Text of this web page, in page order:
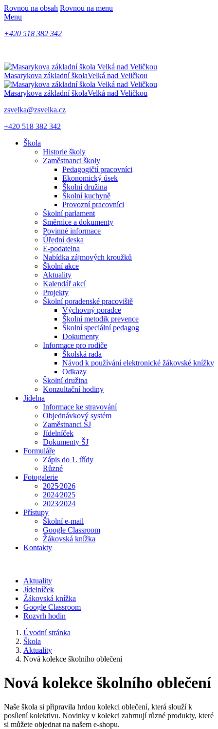
Rovnou na obsah Rovnou na menu
Menu
+420 518 382 342
Masarykova základní školaVelká nad Veličkou
Masarykova základní školaVelká nad Veličkou
zsvelka@zsvelka.cz
+420 518 382 342
Škola
Historie školy
Zaměstnanci školy
Pedagogičtí pracovníci
Ekonomický úsek
Školní družina
Školní kuchyně
Provozní pracovníci
Školní parlament
Směrnice a dokumenty
Povinné informace
Úřední deska
E-podatelna
Nabídka zájmových kroužků
Školní akce
Aktuality
Kalendář akcí
Projekty
Školní poradenské pracoviště
Výchovný poradce
Školní metodik prevence
Školní speciální pedagog
Dokumenty
Informace pro rodiče
Školská rada
Návod k používání elektronické žákovské knížky
Odkazy
Školní družina
Konzultační hodiny
Jídelna
Informace ke stravování
Objednávkový systém
Zaměstnanci ŠJ
Jídelníček
Dokumenty ŠJ
Formuláře
Zápis do 1. třídy
Různé
Fotogalerie
2025⁄2026
2024⁄2025
2023⁄2024
Přístupy
Školní e-mail
Google Classroom
Žákovská knížka
Kontakty
Aktuality
Jídelníček
Žákovská knížka
Google Classroom
Rozvrh hodin
Úvodní stránka
Škola
Aktuality
Nová kolekce školního oblečení
Nová kolekce školního oblečení
Naše škola si připravila hrdou kolekci oblečení, která slouží k
posílení kolektivu. Novinky v kolekci zahrnují různé produkty, které
si můžete objednat na našem e-shopu.